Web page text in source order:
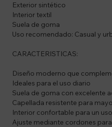
Exterior sintético
Interior textil
Suela de goma
Uso recomendado: Casual y
CARACTERISTICAS:
Diseño moderno que
Ideales para el uso diario
Suela de goma con excelente
Capellada resistente para
Interior confortable para un
Ajuste mediante cordones